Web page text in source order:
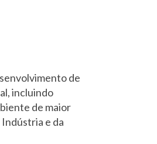
de
incluindo
de maior
e da